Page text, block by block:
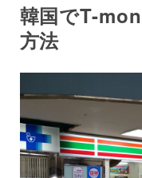
韓国でT-
方法